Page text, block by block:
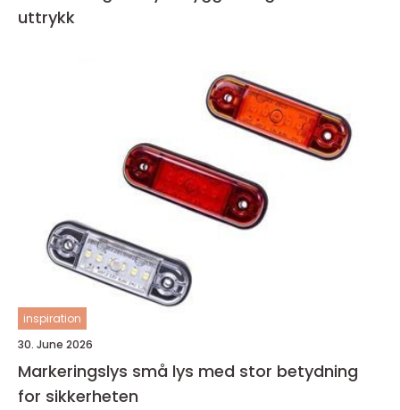
uttrykk
inspiration
30. June 2026
Markeringslys små lys med stor betydning
for sikkerheten